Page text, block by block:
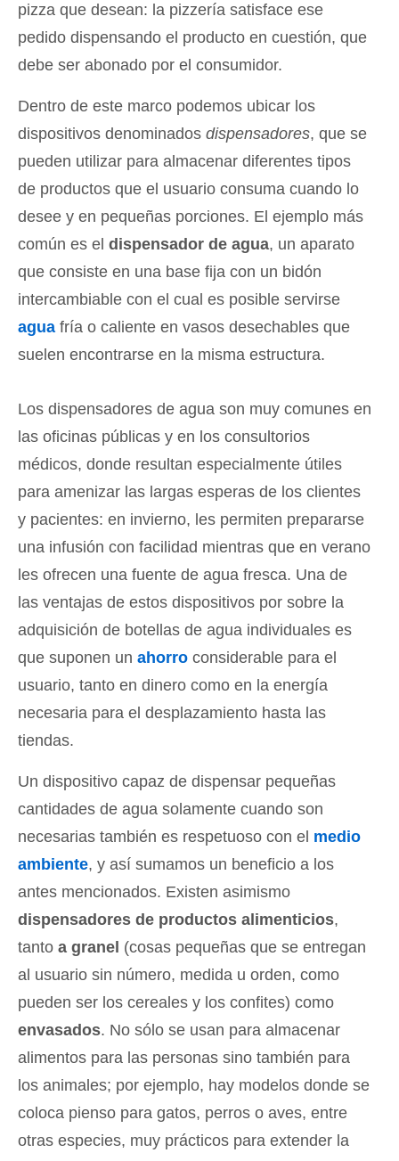
pizza que desean: la pizzería satisface ese
pedido dispensando el producto en cuestión, que
debe ser abonado por el consumidor.
Dentro de este marco podemos ubicar los
dispositivos denominados dispensadores, que se
pueden utilizar para almacenar diferentes tipos
de productos que el usuario consuma cuando lo
desee y en pequeñas porciones. El ejemplo más
común es el dispensador de agua, un aparato
que consiste en una base fija con un bidón
intercambiable con el cual es posible servirse
agua fría o caliente en vasos desechables que
suelen encontrarse en la misma estructura.
Los dispensadores de agua son muy comunes en
las oficinas públicas y en los consultorios
médicos, donde resultan especialmente útiles
para amenizar las largas esperas de los clientes
y pacientes: en invierno, les permiten prepararse
una infusión con facilidad mientras que en verano
les ofrecen una fuente de agua fresca. Una de
las ventajas de estos dispositivos por sobre la
adquisición de botellas de agua individuales es
que suponen un ahorro considerable para el
usuario, tanto en dinero como en la energía
necesaria para el desplazamiento hasta las
tiendas.
Un dispositivo capaz de dispensar pequeñas
cantidades de agua solamente cuando son
necesarias también es respetuoso con el medio
ambiente, y así sumamos un beneficio a los
antes mencionados. Existen asimismo
dispensadores de productos alimenticios,
tanto a granel (cosas pequeñas que se entregan
al usuario sin número, medida u orden, como
pueden ser los cereales y los confites) como
envasados. No sólo se usan para almacenar
alimentos para las personas sino también para
los animales; por ejemplo, hay modelos donde se
coloca pienso para gatos, perros o aves, entre
otras especies, muy prácticos para extender la